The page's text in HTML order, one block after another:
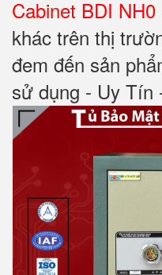
Cabinet BDI NH0
khác trên thị
đem đến sản
sử dụng - Uy Tín